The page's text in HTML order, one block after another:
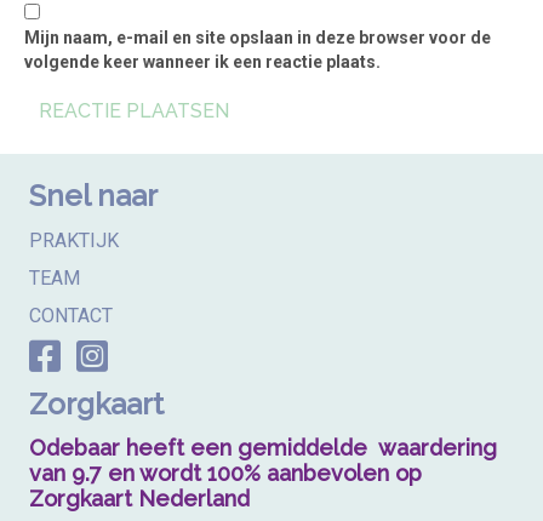
Mijn naam, e-mail en site opslaan in deze browser voor de
volgende keer wanneer ik een reactie plaats.
Snel naar
PRAKTIJK
TEAM
CONTACT
Zorgkaart
Odebaar heeft een gemiddelde waardering
van 9.7 en wordt 100% aanbevolen op
Zorgkaart Nederland